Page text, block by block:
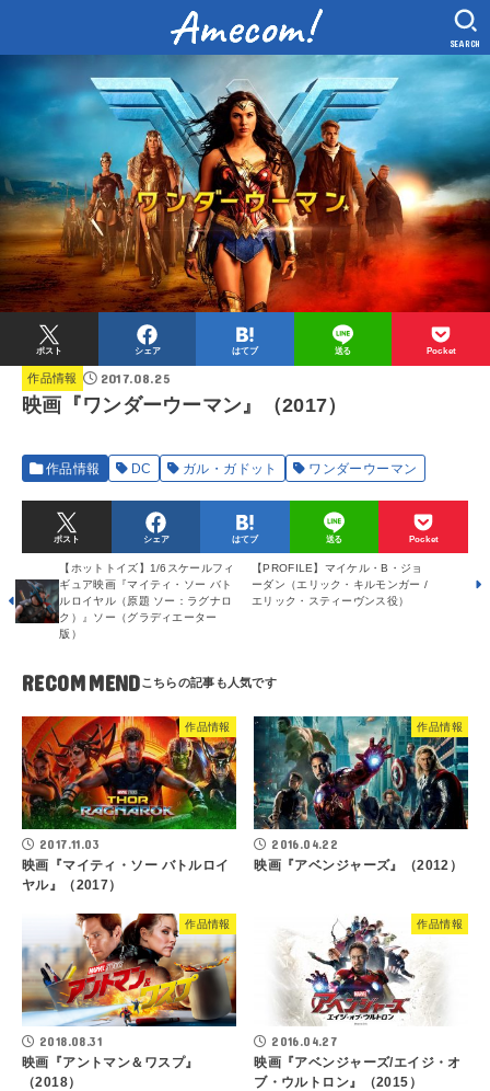
SEARCH
ポスト シェア はてブ 送る Pocket
作品情報 2017.08.25
映画『ワンダーウーマン』（2017）
作品情報 DC ガル・ガドット ワンダーウーマン
ポスト シェア はてブ 送る Pocket
【ホットトイズ】1/6スケールフィ
ギュア映画『マイティ・ソー バト
ルロイヤル（原題 ソー：ラグナロ
ク）』ソー（グラディエーター
版）
【PROFILE】マイケル・B・ジョ
ーダン（エリック・キルモンガー /
エリック・スティーヴンス役）
RECOMMEND
作品情報
2017.11.03
映画『マイティ・ソー バトルロイ
ヤル』（2017）
作品情報
2016.04.22
映画『アベンジャーズ』（2012）
作品情報
2018.08.31
映画『アントマン＆ワスプ』
（2018）
作品情報
2016.04.27
映画『アベンジャーズ/エイジ・オ
ブ・ウルトロン』（2015）